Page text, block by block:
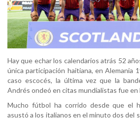
Hay que echar los calendarios atrás 52
única participación haitiana, en Alemania
caso escocés, la última vez que la
Andrés ondeó en citas mundialistas fue en
Mucho fútbol ha corrido desde que el
asustó a los italianos en el minuto dos del